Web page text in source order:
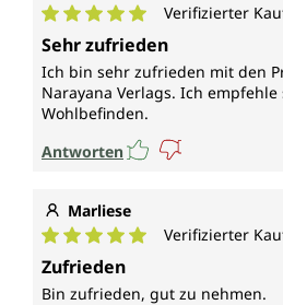
Durchschnittliche Bewertung
Verifizierter
Sehr zufrieden
Ich bin sehr zufrieden mit den
Narayana Verlags. Ich
Wohlbefinden.
Antworten
Marliese
Durchschnittliche Bewertung
Verifizierter
Zufrieden
Bin zufrieden, gut zu nehmen.